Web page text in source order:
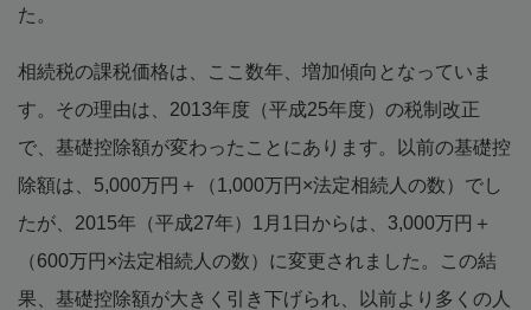
た。
相続税の課税価格は、ここ数年、増加傾向となっていま
す。その理由は、2013年度（平成25年度）の税制改正
で、基礎控除額が変わったことにあります。以前の基礎控
除額は、5,000万円＋（1,000万円×法定相続人の数）でし
たが、2015年（平成27年）1月1日からは、3,000万円＋
（600万円×法定相続人の数）に変更されました。この結
果、基礎控除額が大きく引き下げられ、以前より多くの人